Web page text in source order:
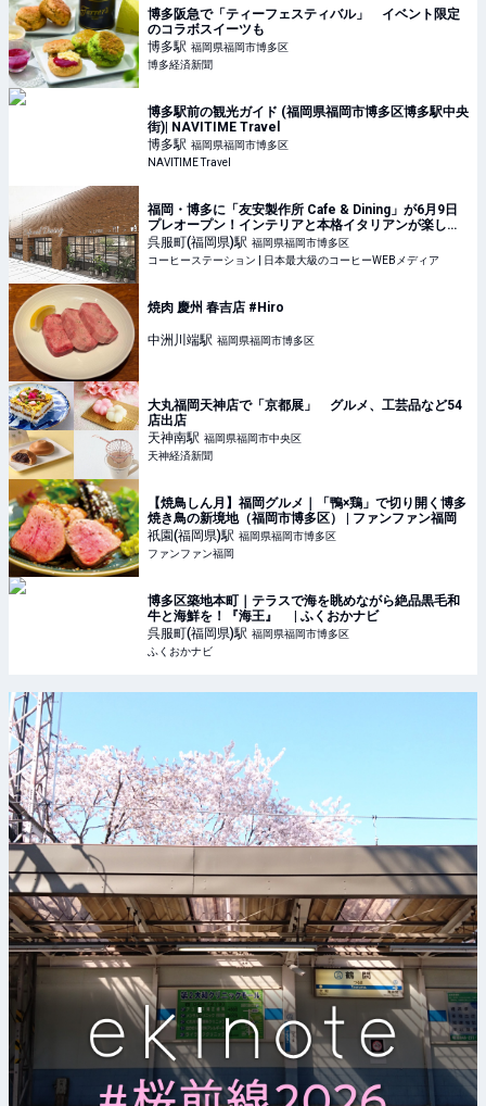
博多阪急で「ティーフェスティバル」 イベント限定
のコラボスイーツも
博多駅 福岡県福岡市博多区
博多経済新聞
博多駅前の観光ガイド (福岡県福岡市博多区博多駅中央
街)| NAVITIME Travel
博多駅 福岡県福岡市博多区
NAVITIME Travel
福岡・博多に「友安製作所 Cafe & Dining」が6月9日
プレオープン！インテリアと本格イタリアンが楽しめ
る新カフェ空間 | コーヒーステーション
呉服町(福岡県)駅 福岡県福岡市博多区
コーヒーステーション | 日本最大級のコーヒーWEBメディア
焼肉 慶州 春吉店 #Hiro
中洲川端駅 福岡県福岡市博多区
大丸福岡天神店で「京都展」 グルメ、工芸品など54
店出店
天神南駅 福岡県福岡市中央区
天神経済新聞
【焼鳥しん月】福岡グルメ｜「鴨×鶏」で切り開く博多
焼き鳥の新境地（福岡市博多区） | ファンファン福岡
祇園(福岡県)駅 福岡県福岡市博多区
ファンファン福岡
博多区築地本町｜テラスで海を眺めながら絶品黒毛和
牛と海鮮を！『海王』 | ふくおかナビ
呉服町(福岡県)駅 福岡県福岡市博多区
ふくおかナビ